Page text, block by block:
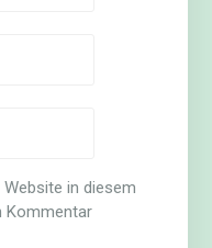
in diesem
Kommentar